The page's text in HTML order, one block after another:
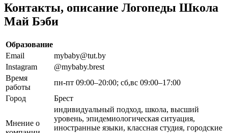
Контакты, описание Логопеды Школа
Май Бэби
Образование
Email
mybaby@tut.by
Instagram
@mybaby.brest
Время
работы
пн-пт 09:00–20:00; сб,вс 09:00–17:00
Город
Брест
Мнение о
индивидуальный подход, школа, высший
уровень, эпидемиологическая ситуация,
иностранные языки, классная студия, городские